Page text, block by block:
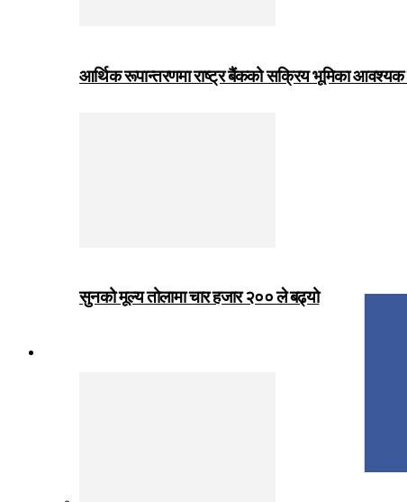
आर्थिक रूपान्तरणमा राष्ट्र बैंकको सक्रिय भूमिका आवश्यक
सुनको मूल्य तोलामा चार हजार २०० ले बढ्यो